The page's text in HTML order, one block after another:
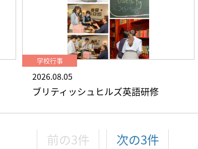
学校行事
2026.08.05
ブリティッシュヒルズ英語研修
前の3件 次の3件